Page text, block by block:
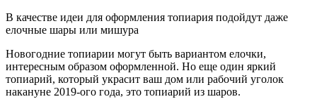
В качестве идеи для оформления топиария подойдут даже
елочные шары или мишура
Новогодние топиарии могут быть вариантом елочки,
интересным образом оформленной. Но еще один яркий
топиарий, который украсит ваш дом или рабочий уголок
накануне 2019-ого года, это топиарий из шаров.